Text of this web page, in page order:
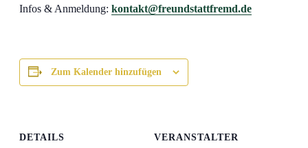
Infos & Anmeldung: kontakt@freundstattfremd.de
Zum Kalender hinzufügen
DETAILS
VERANSTALTER